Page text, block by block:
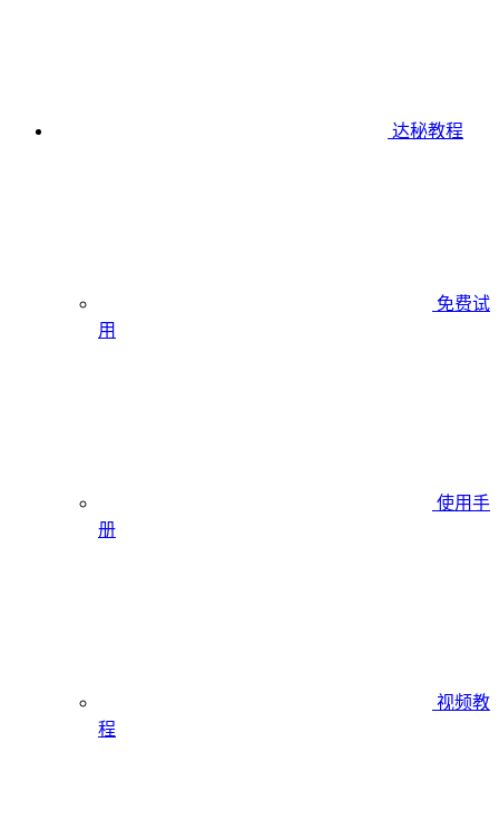
达秘教程
免费试
用
使用手
册
视频教
程